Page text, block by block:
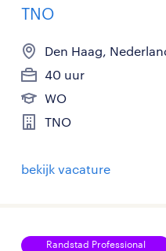
TNO
Den Haag,
40 uur
WO
TNO
bekijk vacature
Randstad Professional